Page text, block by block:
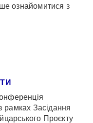
ознайомитися з
рамках Засідання
Проєкту